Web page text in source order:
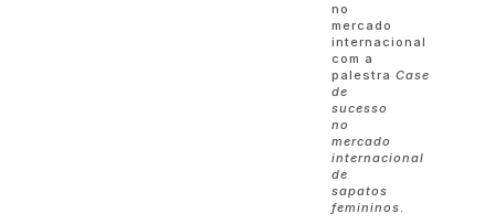
no
mercado
internacional
com a
palestra Case
de
sucesso
no
mercado
internacional
de
sapatos
femininos.